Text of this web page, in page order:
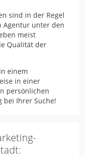
sind in der Regel
Agentur unter den
meist
Qualität der
einem
in einer
persönlichen
bei Ihrer Suche!